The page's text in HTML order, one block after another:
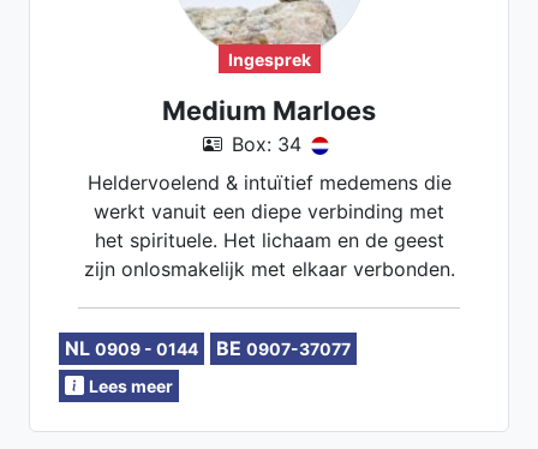
Ingesprek
Medium Marloes
Box: 34
Heldervoelend & intuïtief medemens die
werkt vanuit een diepe verbinding met
het spirituele. Het lichaam en de geest
zijn onlosmakelijk met elkaar verbonden.
mij kijken waar je blokkade zit. Ik voel
energie feilloos aan en beantwoord al je
spirituele vragen vanuit zuiverheid en
NL 0909 - 0144 BE 0907-37077
Lees meer